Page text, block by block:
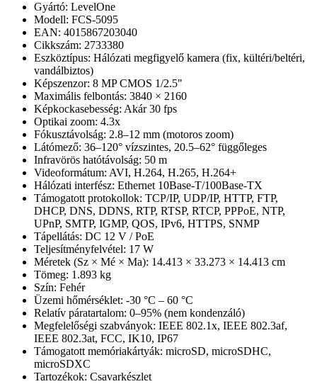
Gyártó: LevelOne
Modell: FCS-5095
EAN: 4015867203040
Cikkszám: 2733380
Eszköztípus: Hálózati megfigyelő kamera (fix, kültéri/beltéri,
vandálbiztos)
Képszenzor: 8 MP CMOS 1/2.5"
Maximális felbontás: 3840 × 2160
Képkockasebesség: Akár 30 fps
Optikai zoom: 4.3x
Fókusztávolság: 2.8–12 mm (motoros zoom)
Látómező: 36–120° vízszintes, 20.5–62° függőleges
Infravörös hatótávolság: 50 m
Videoformátum: AVI, H.264, H.265, H.264+
Hálózati interfész: Ethernet 10Base-T/100Base-TX
Támogatott protokollok: TCP/IP, UDP/IP, HTTP, FTP,
DHCP, DNS, DDNS, RTP, RTSP, RTCP, PPPoE, NTP,
UPnP, SMTP, IGMP, QOS, IPv6, HTTPS, SNMP
Tápellátás: DC 12 V / PoE
Teljesítményfelvétel: 17 W
Méretek (Sz × Mé × Ma): 14.413 × 33.273 × 14.413 cm
Tömeg: 1.893 kg
Szín: Fehér
Üzemi hőmérséklet: -30 °C – 60 °C
Relatív páratartalom: 0–95% (nem kondenzáló)
Megfelelőségi szabványok: IEEE 802.1x, IEEE 802.3af,
IEEE 802.3at, FCC, IK10, IP67
Támogatott memóriakártyák: microSD, microSDHC,
microSDXC
Tartozékok: Csavarkészlet